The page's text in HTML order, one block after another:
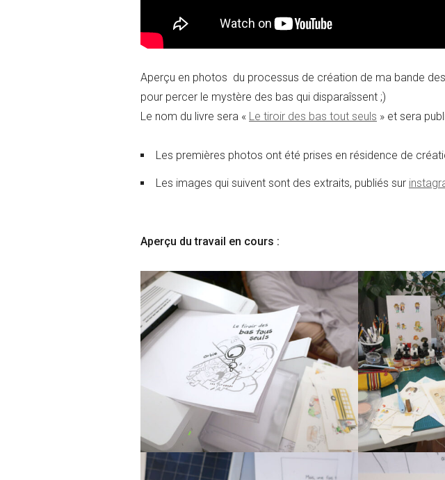
Aperçu en photos du processus de création de ma bande
pour percer le mystère des bas qui disparaîssent ;)
Le nom du livre sera « Le tiroir des bas tout seuls » et sera
Les premières photos ont été prises en résidence de
Les images qui suivent sont des extraits, publiés sur
Aperçu du travail en cours :